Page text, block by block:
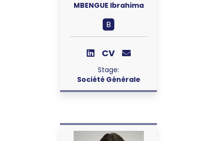
MBENGUE Ibrahima
B
CV
Stage:
Société Générale